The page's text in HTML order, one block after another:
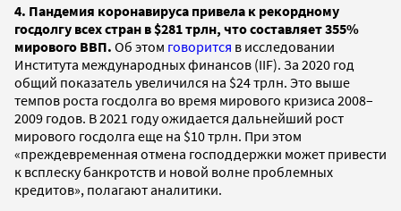
4. Пандемия коронавируса привела к рекордному
госдолгу всех стран в $281 трлн, что составляет 355%
мирового ВВП. Об этом говорится в исследовании
Института международных финансов (IIF). За 2020 год
общий показатель увеличился на $24 трлн. Это выше
темпов роста госдолга во время мирового кризиса 2008–
2009 годов. В 2021 году ожидается дальнейший рост
мирового госдолга еще на $10 трлн. При этом
«преждевременная отмена господдержки может привести
к всплеску банкротств и новой волне проблемных
кредитов», полагают аналитики.